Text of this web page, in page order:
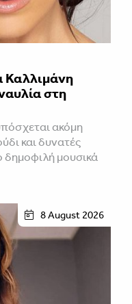
Καλλιμάνη
στη
ακόμη
και δυνατές
δημοφιλή μουσικά
8 August 2026